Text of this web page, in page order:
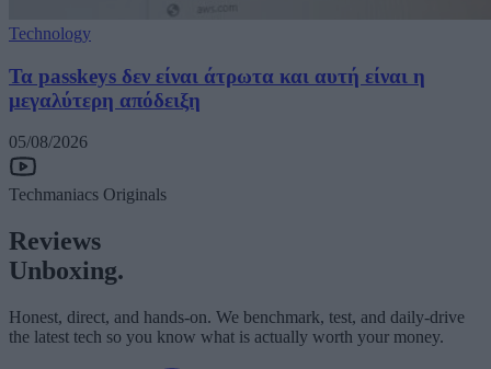
Technology
Τα passkeys δεν είναι άτρωτα και αυτή είναι η
μεγαλύτερη απόδειξη
05/08/2026
Techmaniacs Originals
Reviews
Unboxing.
Honest, direct, and hands-on. We benchmark, test, and daily-drive
the latest tech so you know what is actually worth your money.